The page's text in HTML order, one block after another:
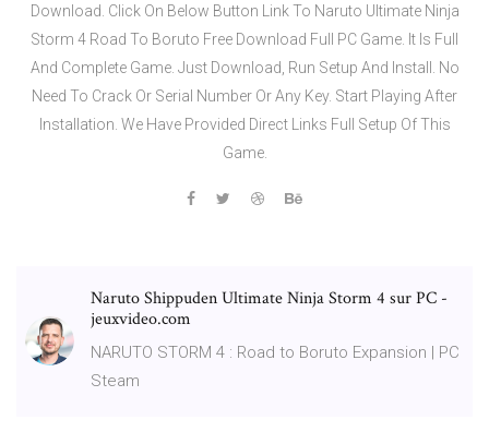
Download. Click On Below Button Link To Naruto Ultimate Ninja
Storm 4 Road To Boruto Free Download Full PC Game. It Is Full
And Complete Game. Just Download, Run Setup And Install. No
Need To Crack Or Serial Number Or Any Key. Start Playing After
Installation. We Have Provided Direct Links Full Setup Of This
Game.
Naruto Shippuden Ultimate Ninja Storm 4 sur PC -
jeuxvideo.com
NARUTO STORM 4 : Road to Boruto Expansion | PC
Steam